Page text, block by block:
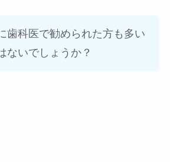
歯科医で勧められた方も多い
ないでしょうか？